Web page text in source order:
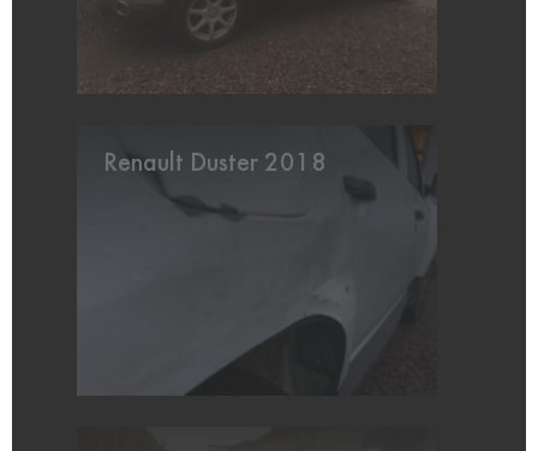
Renault Duster 2018